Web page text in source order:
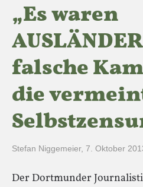
„Es waren
falsche
die
Stefan Niggemeier, 7. Oktober
Der Dortmunder